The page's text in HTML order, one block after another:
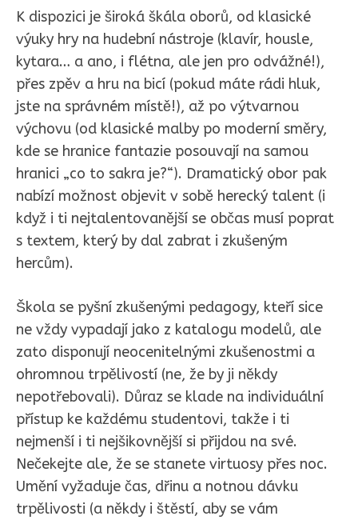
K dispozici je široká škála oborů, od klasické
výuky hry na hudební nástroje (klavír, housle,
kytara… a ano, i flétna, ale jen pro odvážné!),
přes zpěv a hru na bicí (pokud máte rádi hluk,
jste na správném místě!), až po výtvarnou
výchovu (od klasické malby po moderní směry,
kde se hranice fantazie posouvají na samou
hranici „co to sakra je?“). Dramatický obor pak
nabízí možnost objevit v sobě herecký talent (i
když i ti nejtalentovanější se občas musí poprat
s textem, který by dal zabrat i zkušeným
hercům).
Škola se pyšní zkušenými pedagogy, kteří sice
ne vždy vypadají jako z katalogu modelů, ale
zato disponují neocenitelnými zkušenostmi a
ohromnou trpělivostí (ne, že by ji někdy
nepotřebovali). Důraz se klade na individuální
přístup ke každému studentovi, takže i ti
nejmenší i ti nejšikovnější si přijdou na své.
Nečekejte ale, že se stanete virtuosy přes noc.
Umění vyžaduje čas, dřinu a notnou dávku
trpělivosti (a někdy i štěstí, aby se vám